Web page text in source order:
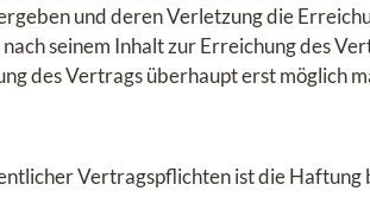
und deren Verletzung die
seinem Inhalt zur Erreichung des
des Vertrags überhaupt erst möglich
Vertragspflichten ist die